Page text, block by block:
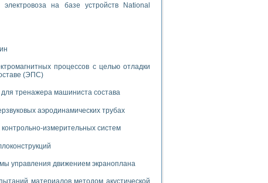
биореакторе
электровоза на базе устройств National
процессов с целью отладки
(ЭПС)
тренажера машиниста состава
аэродинамических трубах
измерительных систем
управления движением экраноплана